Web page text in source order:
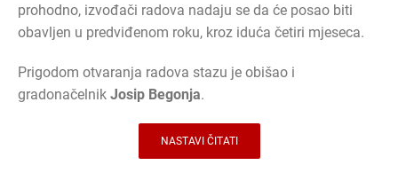
prohodno, izvođači radova nadaju se da će posao biti
obavljen u predviđenom roku, kroz iduća četiri mjeseca.
Prigodom otvaranja radova stazu je obišao i
gradonačelnik Josip Begonja.
NASTAVI ČITATI